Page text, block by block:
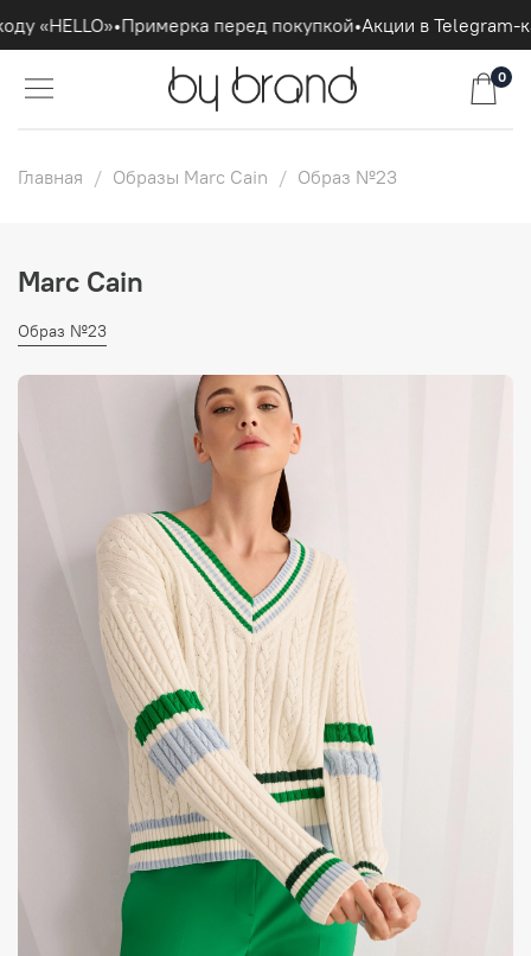
«HELLO»•Примерка перед покупкой•Акции в Telegram-
0
Главная Образы Marc Cain Образ №23
Marc Cain
Образ №23